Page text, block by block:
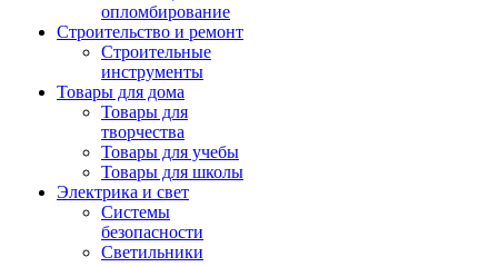
опломбирование
Строительство и ремонт
Строительные
инструменты
Товары для дома
Товары для
творчества
Товары для учебы
Товары для школы
Электрика и свет
Системы
безопасности
Светильники